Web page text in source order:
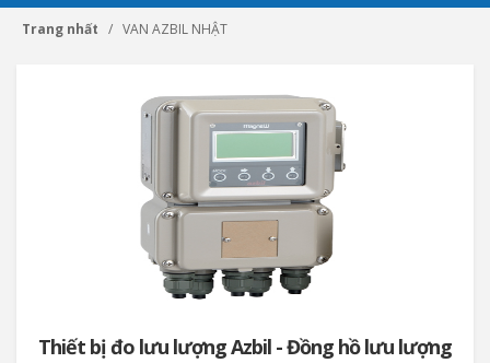
Trang nhất VAN AZBIL NHẬT
Thiết bị đo lưu lượng Azbil - Đồng hồ lưu lượng